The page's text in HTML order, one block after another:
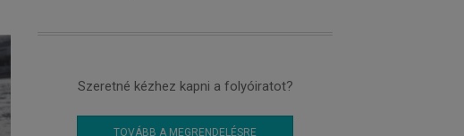
Szeretné kézhez kapni a folyóiratot?
TOVÁBB A MEGRENDELÉSRE